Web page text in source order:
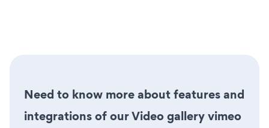
Need to know more about features and
integrations of our Video gallery vimeo